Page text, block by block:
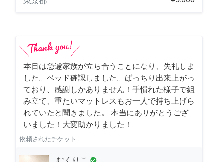
本日は急遽家族が立ち合うことになり、失礼しま
した。ベッド確認しました。ばっちり出来上がっ
ており、感謝しかありません！手慣れた様子で組
み立て、重たいマットレスもお一人で持ち上げら
れていたと聞きました。 本当にありがとうござ
いました！大変助かりました！
依頼されたチケット
むくりこ check_circle